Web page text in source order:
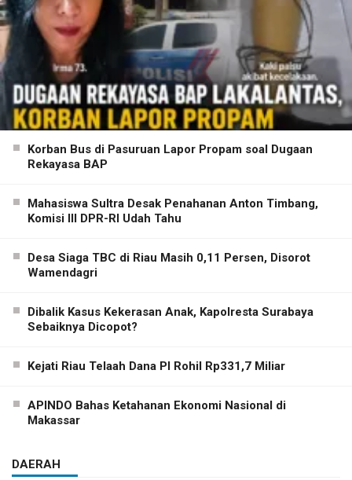
Korban Bus di Pasuruan Lapor Propam soal Dugaan
Rekayasa BAP
Mahasiswa Sultra Desak Penahanan Anton Timbang,
Komisi III DPR-RI Udah Tahu
Desa Siaga TBC di Riau Masih 0,11 Persen, Disorot
Wamendagri
Dibalik Kasus Kekerasan Anak, Kapolresta Surabaya
Sebaiknya Dicopot?
Kejati Riau Telaah Dana PI Rohil Rp331,7 Miliar
APINDO Bahas Ketahanan Ekonomi Nasional di
Makassar
DAERAH